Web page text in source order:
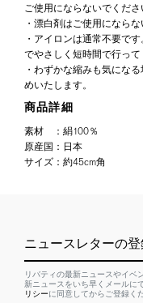
ご使用にならないでくださ
・漂白剤はご使用にならな
・アイロンは通常不要で
でやさしく短時間で行って
・わずかな縮みも気にな
めいたします。
商品詳細
素材 ： 絹100％
原産国 ： 日本
サイズ ： 約45cm角
ニュースレターの
リバティの最新ニュースやイベ
新ニュースをいち早くメールに
リシーに同意してからご登録く